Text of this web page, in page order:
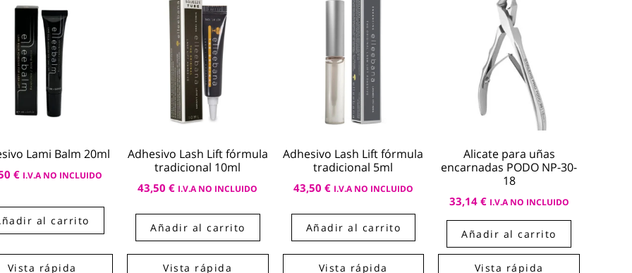
Lami Balm 20ml
€ I.V.A NO INCLUIDO
al carrito
Vista rápida
Adhesivo Lash Lift fórmula
tradicional 10ml
43,50€ I.V.A NO INCLUIDO
Añadir al carrito
Vista rápida
Adhesivo Lash Lift fórmula
tradicional 5ml
43,50 € I.V.A NO INCLUIDO
Añadir al carrito
Vista rápida
Alicate para uñas
encarnadas PODO NP-30-
18
33,14 € I.V.A NO INCLUIDO
Añadir al carrito
Vista rápida